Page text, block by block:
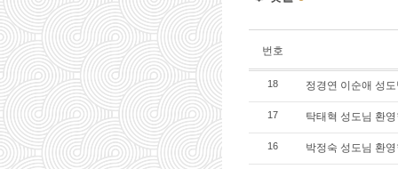
번호
18 정경연 이순애 성
17 탁태혁 성도님 환
16 박정숙 성도님 환